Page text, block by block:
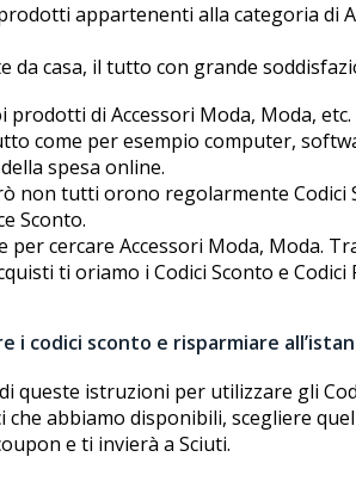
appartenenti alla categoria di
da casa, il tutto con grande
di Accessori Moda, Moda,
come per esempio computer,
spesa online.
tutti offrono regolarmente
Sconto.
cercare Accessori Moda, Moda.
ti offriamo i Codici Sconto e
i codici sconto e risparmiare
queste istruzioni per utilizzare gli
abbiamo disponibili, scegliere
e ti invierà a Sciuti.